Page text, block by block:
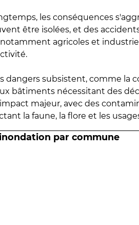
les conséquences
être isolées, et des
agricoles et
dangers subsistent, comme la
bâtiments nécessitant des
majeur, avec des
la faune, la flore et les
par commune